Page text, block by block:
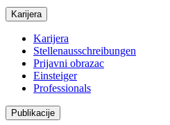
Karijera
Karijera
Stellenausschreibungen
Prijavni obrazac
Einsteiger
Professionals
Publikacije